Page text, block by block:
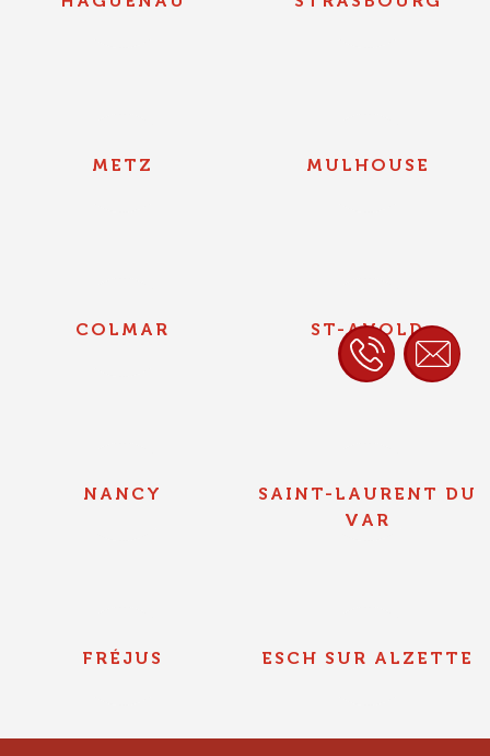
METZ MULHOUSE
COLMAR ST-AVOLD
NANCY
SAINT-LAURENT DU
VAR
FRÉJUS ESCH SUR ALZETTE